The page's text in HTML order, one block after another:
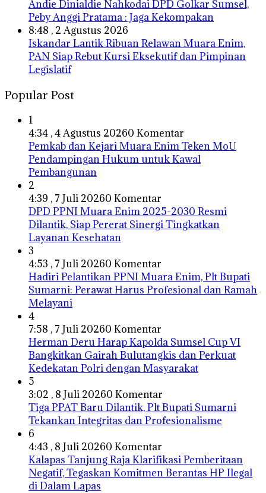
Andie Dinialdie Nahkodai DPD Golkar Sumsel,
Peby Anggi Pratama : Jaga Kekompakan
8:48 , 2 Agustus 2026
Iskandar Lantik Ribuan Relawan Muara Enim,
PAN Siap Rebut Kursi Eksekutif dan Pimpinan
Legislatif
Popular Post
1
4:34 , 4 Agustus 20260 Komentar
Pemkab dan Kejari Muara Enim Teken MoU
Pendampingan Hukum untuk Kawal
Pembangunan
2
4:39 , 7 Juli 20260 Komentar
DPD PPNI Muara Enim 2025-2030 Resmi
Dilantik, Siap Pererat Sinergi Tingkatkan
Layanan Kesehatan
3
4:53 , 7 Juli 20260 Komentar
Hadiri Pelantikan PPNI Muara Enim, Plt Bupati
Sumarni: Perawat Harus Profesional dan Ramah
Melayani
4
7:58 , 7 Juli 20260 Komentar
Herman Deru Harap Kapolda Sumsel Cup VI
Bangkitkan Gairah Bulutangkis dan Perkuat
Kedekatan Polri dengan Masyarakat
5
3:02 , 8 Juli 20260 Komentar
Tiga PPAT Baru Dilantik, Plt Bupati Sumarni
Tekankan Integritas dan Profesionalisme
6
4:43 , 8 Juli 20260 Komentar
Kalapas Tanjung Raja Klarifikasi Pemberitaan
Negatif, Tegaskan Komitmen Berantas HP Ilegal
di Dalam Lapas